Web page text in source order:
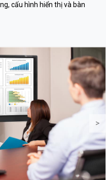
cấu hình hiển thị và bàn
>